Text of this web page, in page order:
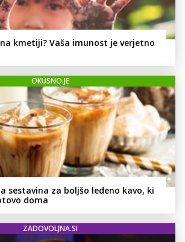
kmetiji? Vaša imunost je verjetno
OKUSNO.JE
sestavina za boljšo ledeno kavo, ki
doma
ZADOVOLJNA.SI